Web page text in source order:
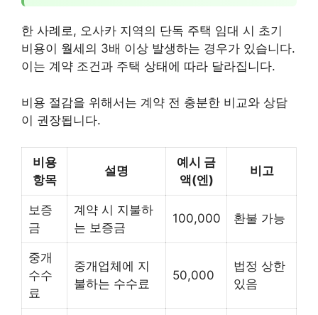
한 사례로, 오사카 지역의 단독 주택 임대 시 초기
비용이 월세의 3배 이상 발생하는 경우가 있습니다.
이는 계약 조건과 주택 상태에 따라 달라집니다.
비용 절감을 위해서는 계약 전 충분한 비교와 상담
이 권장됩니다.
비용
항목
설명
예시 금
액(엔)
비고
보증
금
계약 시 지불하
는 보증금
100,000 환불 가능
중개
수수
료
중개업체에 지
불하는 수수료
50,000
법정 상한
있음